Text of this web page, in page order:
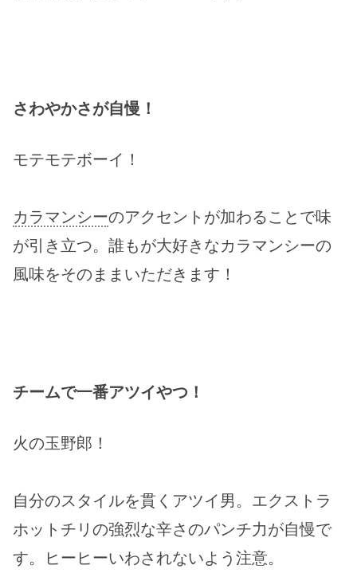
さわやかさが自慢！
モテモテボーイ！
カラマンシーのアクセントが加わることで味
が引き立つ。誰もが大好きなカラマンシーの
風味をそのままいただきます！
チームで一番アツイやつ！
火の玉野郎！
自分のスタイルを貫くアツイ男。エクストラ
ホットチリの強烈な辛さのパンチ力が自慢で
す。ヒーヒーいわされないよう注意。